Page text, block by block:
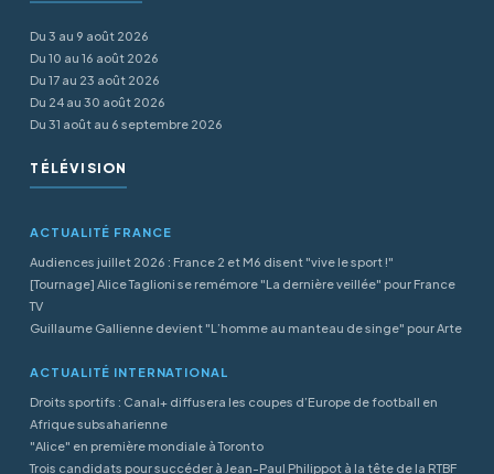
Du 3 au 9 août 2026
Du 10 au 16 août 2026
Du 17 au 23 août 2026
Du 24 au 30 août 2026
Du 31 août au 6 septembre 2026
TÉLÉVISION
ACTUALITÉ FRANCE
Audiences juillet 2026 : France 2 et M6 disent "vive le sport !"
[Tournage] Alice Taglioni se remémore "La dernière veillée" pour France
TV
Guillaume Gallienne devient "L’homme au manteau de singe" pour Arte
ACTUALITÉ INTERNATIONAL
Droits sportifs : Canal+ diffusera les coupes d’Europe de football en
Afrique subsaharienne
"Alice" en première mondiale à Toronto
Trois candidats pour succéder à Jean-Paul Philippot à la tête de la RTBF